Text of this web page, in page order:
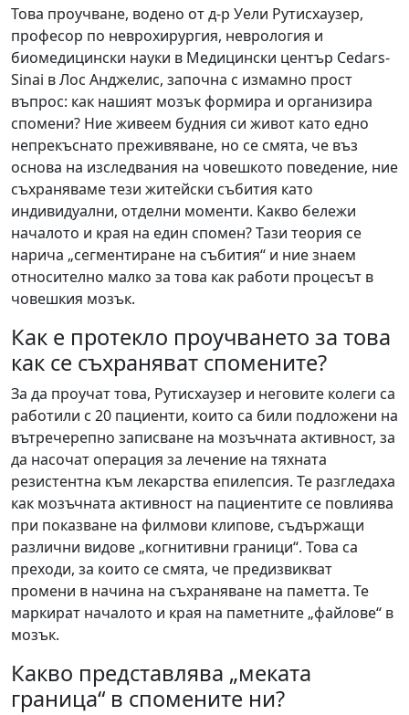
Това проучване, водено от д-р Уели Рутисхаузер,
професор по неврохирургия, неврология и
биомедицински науки в Медицински център Cedars-
Sinai в Лос Анджелис, започна с измамно прост
въпрос: как нашият мозък формира и организира
спомени? Ние живеем будния си живот като едно
непрекъснато преживяване, но се смята, че въз
основа на изследвания на човешкото поведение, ние
съхраняваме тези житейски събития като
индивидуални, отделни моменти. Какво бележи
началото и края на един спомен? Тази теория се
нарича „сегментиране на събития“ и ние знаем
относително малко за това как работи процесът в
човешкия мозък.
Как е протекло проучването за това
как се съхраняват спомените?
За да проучат това, Рутисхаузер и неговите колеги са
работили с 20 пациенти, които са били подложени на
вътречерепно записване на мозъчната активност, за
да насочат операция за лечение на тяхната
резистентна към лекарства епилепсия. Те разгледаха
как мозъчната активност на пациентите се повлиява
при показване на филмови клипове, съдържащи
различни видове „когнитивни граници“. Това са
преходи, за които се смята, че предизвикват
промени в начина на съхраняване на паметта. Те
маркират началото и края на паметните „файлове“ в
мозък.
Какво представлява „меката
граница“ в спомените ни?